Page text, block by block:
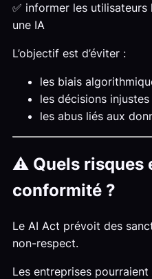
✅ informer les utilisateurs
une IA
L’objectif est d’éviter :
les biais
les décisions injustes
les abus liés aux
⚠️ Quels risques
conformité ?
Le AI Act prévoit des
non-respect.
Les entreprises